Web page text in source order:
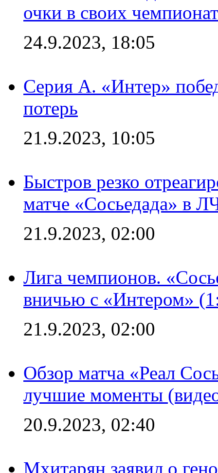
очки в своих
24.9.2023, 18:05
Серия А. «Интер»
потерь
21.9.2023, 10:05
Быстров резко
матче «Сосьедада» в
21.9.2023, 02:00
Лига чемпионов.
вничью с «Интером»
21.9.2023, 02:00
Обзор матча «Реал
лучшие моменты
20.9.2023, 02:40
Мхитарян заявил о